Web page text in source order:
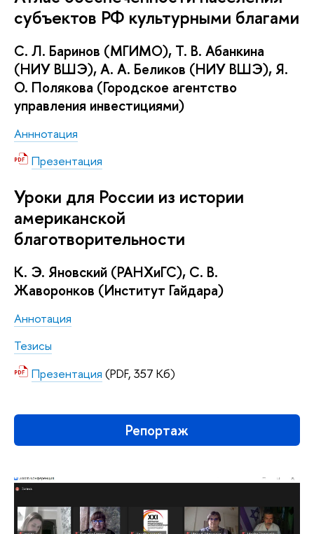
субъектов РФ культурными благами
С. Л. Баринов (МГИМО), Т. В. Абанкина
(НИУ ВШЭ), А. А. Беликов (НИУ ВШЭ), Я.
О. Полякова (Городское агентство
управления инвестициями)
Анннотация
Презентация
Уроки для России из истории
американской
благотворительности
К. Э. Яновский (РАНХиГС), С. В.
Жаворонков (Институт Гайдара)
Аннотация
Тезисы
Презентация (PDF, 357 Кб)
Репортаж